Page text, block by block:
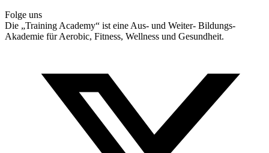
Folge uns
Die „Training Academy“ ist eine Aus- und Weiter- Bildungs-
Akademie für Aerobic, Fitness, Wellness und Gesundheit.